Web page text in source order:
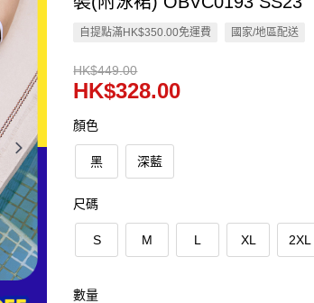
自提點滿HK$350.00免運費 國家/地區配送
HK$449.00
HK$328.00
顏色
黑 深藍
尺碼
S M L XL 2XL
數量